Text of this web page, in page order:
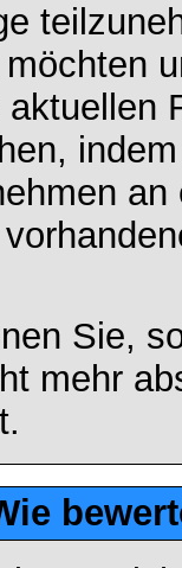
Sie,
mehr